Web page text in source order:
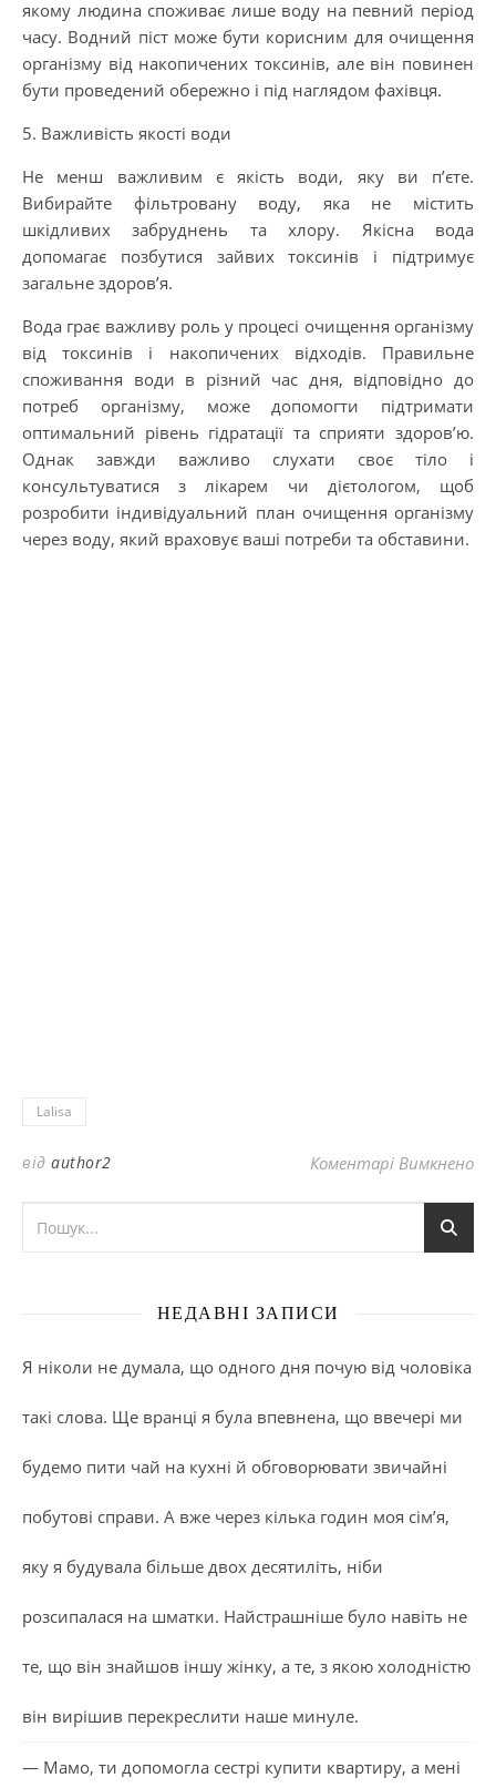
якому людина споживає лише воду на певний період
часу. Водний піст може бути корисним для очищення
організму від накопичених токсинів, але він повинен
бути проведений обережно і під наглядом фахівця.
5. Важливість якості води
Не менш важливим є якість води, яку ви п’єте.
Вибирайте фільтровану воду, яка не містить
шкідливих забруднень та хлору. Якісна вода
допомагає позбутися зайвих токсинів і підтримує
загальне здоров’я.
Вода грає важливу роль у процесі очищення організму
від токсинів і накопичених відходів. Правильне
споживання води в різний час дня, відповідно до
потреб організму, може допомогти підтримати
оптимальний рівень гідратації та сприяти здоров’ю.
Однак завжди важливо слухати своє тіло і
консультуватися з лікарем чи дієтологом, щоб
розробити індивідуальний план очищення організму
через воду, який враховує ваші потреби та обставини.
Lalisa
від author2 Коментарі Вимкненодо
НЕДАВНІ ЗАПИСИ
Я ніколи не думала, що одного дня почую від чоловіка
такі слова. Ще вранці я була впевнена, що ввечері ми
будемо пити чай на кухні й обговорювати звичайні
побутові справи. А вже через кілька годин моя сім’я,
яку я будувала більше двох десятиліть, ніби
розсипалася на шматки. Найстрашніше було навіть не
те, що він знайшов іншу жінку, а те, з якою холодністю
він вирішив перекреслити наше минуле.
— Мамо, ти допомогла сестрі купити квартиру, а мені